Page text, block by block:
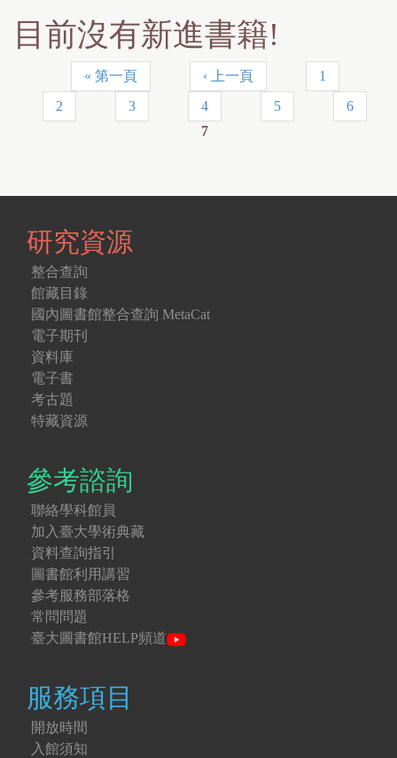
目前沒有新進書籍!
« 第一頁 ‹ 上一頁
1
2
3 4 5
6
7
研究資源
整合查詢
館藏目錄
國內圖書館整合查詢 MetaCat
電子期刊
資料庫
電子書
考古題
特藏資源
參考諮詢
聯絡學科館員
加入臺大學術典藏
資料查詢指引
圖書館利用講習
參考服務部落格
常問問題
臺大圖書館HELP頻道
服務項目
開放時間
入館須知